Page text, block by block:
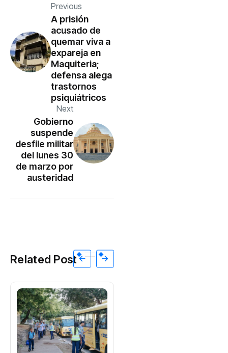
Previous
A prisión
acusado de
quemar viva a
expareja en
Maquiteria;
defensa alega
trastornos
psiquiátricos
Next
Gobierno
suspende
desfile militar
del lunes 30
de marzo por
austeridad
Related Post